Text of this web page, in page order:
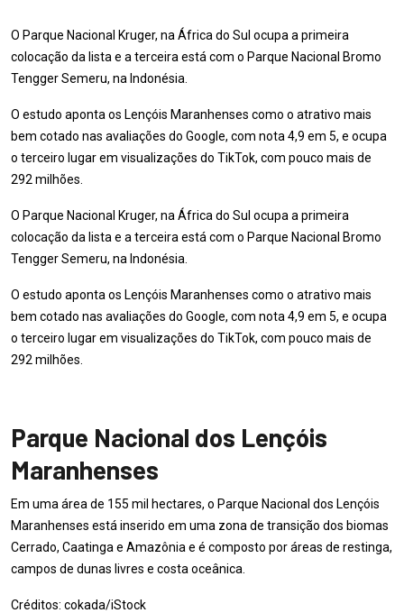
O Parque Nacional Kruger, na África do Sul ocupa a primeira
colocação da lista e a terceira está com o Parque Nacional Bromo
Tengger Semeru, na Indonésia.
O estudo aponta os Lençóis Maranhenses como o atrativo mais
bem cotado nas avaliações do Google, com nota 4,9 em 5, e ocupa
o terceiro lugar em visualizações do TikTok, com pouco mais de
292 milhões.
O Parque Nacional Kruger, na África do Sul ocupa a primeira
colocação da lista e a terceira está com o Parque Nacional Bromo
Tengger Semeru, na Indonésia.
O estudo aponta os Lençóis Maranhenses como o atrativo mais
bem cotado nas avaliações do Google, com nota 4,9 em 5, e ocupa
o terceiro lugar em visualizações do TikTok, com pouco mais de
292 milhões.
Parque Nacional dos Lençóis
Maranhenses
Em uma área de 155 mil hectares, o Parque Nacional dos Lençóis
Maranhenses está inserido em uma zona de transição dos biomas
Cerrado, Caatinga e Amazônia e é composto por áreas de restinga,
campos de dunas livres e costa oceânica.
Créditos: cokada/iStock